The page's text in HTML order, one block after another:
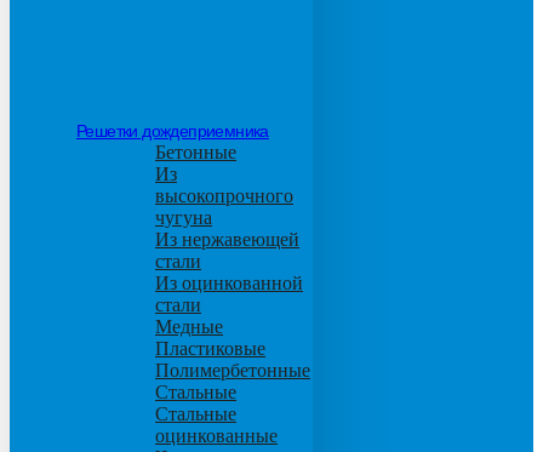
Решетки дождеприемника
Бетонные
Из
высокопрочного
чугуна
Из нержавеющей
стали
Из оцинкованной
стали
Медные
Пластиковые
Полимербетонные
Стальные
Стальные
оцинкованные